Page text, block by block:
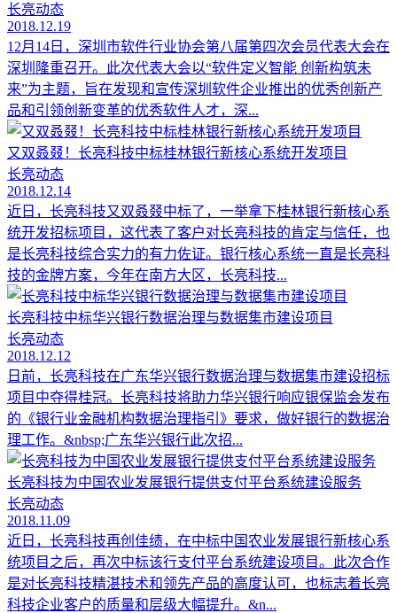
长亮动态
2018.12.19
12月14日，深圳市软件行业协会第八届第四次会员代表大会在
深圳隆重召开。此次代表大会以“软件定义智能 创新构筑未
来”为主题，旨在发现和宣传深圳软件企业推出的优秀创新产
品和引领创新变革的优秀软件人才，深...
又双叒叕！长亮科技中标桂林银行新核心系统开发项目
长亮动态
2018.12.14
近日，长亮科技又双叒叕中标了，一举拿下桂林银行新核心系
统开发招标项目，这代表了客户对长亮科技的肯定与信任，也
是长亮科技综合实力的有力佐证。银行核心系统一直是长亮科
技的金牌方案，今年在南方大区，长亮科技...
长亮科技中标华兴银行数据治理与数据集市建设项目
长亮动态
2018.12.12
日前，长亮科技在广东华兴银行数据治理与数据集市建设招标
项目中夺得桂冠。长亮科技将助力华兴银行响应银保监会发布
的《银行业金融机构数据治理指引》要求，做好银行的数据治
理工作。&nbsp;广东华兴银行此次招...
长亮科技为中国农业发展银行提供支付平台系统建设服务
长亮动态
2018.11.09
近日，长亮科技再创佳绩，在中标中国农业发展银行新核心系
统项目之后，再次中标该行支付平台系统建设项目。此次合作
是对长亮科技精湛技术和领先产品的高度认可，也标志着长亮
科技企业客户的质量和层级大幅提升。&n...